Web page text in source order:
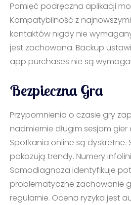
Pamięć podręczna aplikacji
Kompatybilność z
kontaktów nigdy nie
jest zachowana. Backup
app purchases nie są
Bezpieczna Gra
Przypomnienia o czasie gry
nadmiernie długim sesjom
Spotkania online są dyskretne.
pokazują trendy. Numery
Samodiagnoza identyfikuje
problematyczne zachowanie
regularnie. Ocena ryzyka jest